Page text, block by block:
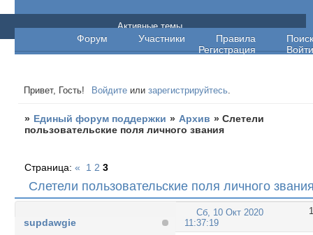
Единый форум поддержки
Форум Участники Правила
Поиск
Регистрация
Войти
Активные темы
Привет, Гость! Войдите илизарегистрируйтесь.
» Единый форум поддержки » Архив »Слетели
пользовательские поля личного звания
Слетели пользовательские поля личного
Страница:« 1 2 3
1
Сб, 10 Окт 2020
11:37:19
supdawgie